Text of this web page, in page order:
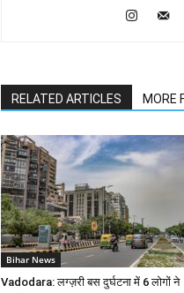
RELATED ARTICLES MORE
Bihar News
Vadodara: लग्ज़री बस दुर्घटना में 6 लोगों ने